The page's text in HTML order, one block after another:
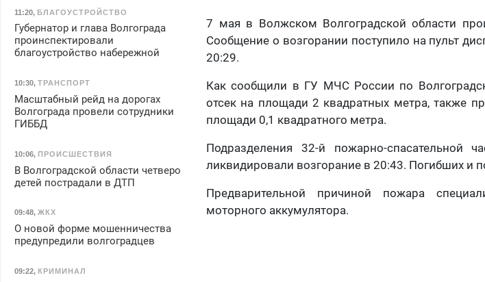
7 мая в Волжском Волгоградской области
Сообщение о возгорании поступило на пульт
20:29.
Как сообщили в ГУ МЧС России по
отсек на площади 2 квадратных метра, также
площади 0,1 квадратного метра.
Подразделения 32-й пожарно-спасательной
ликвидировали возгорание в 20:43. Погибших и
Предварительной причиной пожара
моторного аккумулятора.
11:20, БЛАГОУСТРОЙСТВО
Губернатор и глава Волгограда
проинспектировали
благоустройство набережной
10:30, ТРАНСПОРТ
Масштабный рейд на дорогах
Волгограда провели сотрудники
ГИББД
10:06, ПРОИСШЕСТВИЯ
В Волгоградской области четверо
детей пострадали в ДТП
09:48, ЖКХ
О новой форме мошенничества
предупредили волгоградцев
09:22, КРИМИНАЛ